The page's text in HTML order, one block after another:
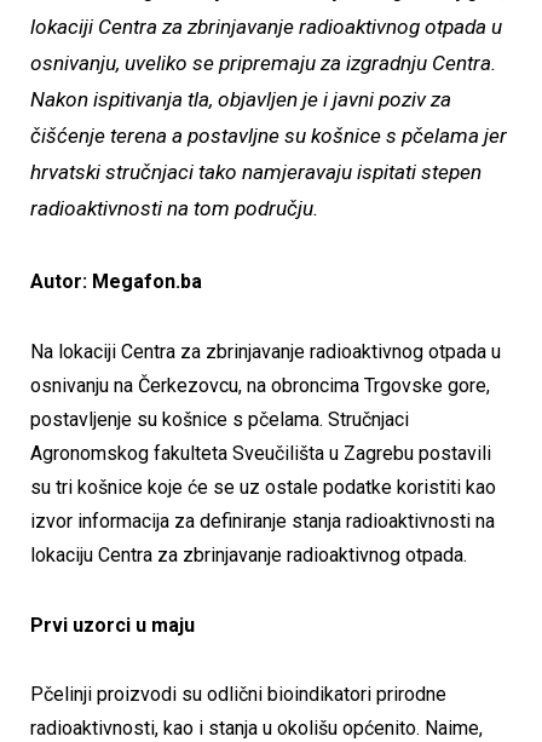
lokaciji Centra za zbrinjavanje radioaktivnog otpada u
osnivanju, uveliko se pripremaju za izgradnju Centra.
Nakon ispitivanja tla, objavljen je i javni poziv za
čišćenje terena a postavljne su košnice s pčelama jer
hrvatski stručnjaci tako namjeravaju ispitati stepen
radioaktivnosti na tom području.
Autor: Megafon.ba
Na lokaciji Centra za zbrinjavanje radioaktivnog otpada u
osnivanju na Čerkezovcu, na obroncima Trgovske gore,
postavljenje su košnice s pčelama. Stručnjaci
Agronomskog fakulteta Sveučilišta u Zagrebu postavili
su tri košnice koje će se uz ostale podatke koristiti kao
izvor informacija za definiranje stanja radioaktivnosti na
lokaciju Centra za zbrinjavanje radioaktivnog otpada.
Prvi uzorci u maju
Pčelinji proizvodi su odlični bioindikatori prirodne
radioaktivnosti, kao i stanja u okolišu općenito. Naime,